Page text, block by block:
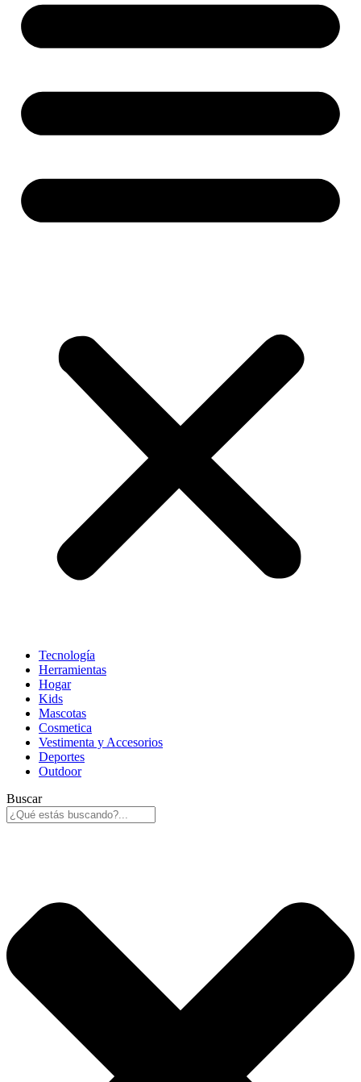
Tecnología
Herramientas
Hogar
Kids
Mascotas
Cosmetica
Vestimenta y Accesorios
Deportes
Outdoor
Buscar